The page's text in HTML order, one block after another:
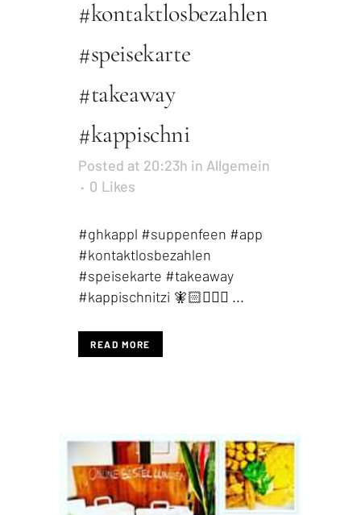
#kontaktlosbezahlen
#speisekarte
#takeaway
#kappischni
Posted at 20:23h in Allgemein
0 Likes
#ghkappl #suppenfeen #app
#kontaktlosbezahlen
#speisekarte #takeaway
#kappischnitzi 🧚🏻🧚🏻‍♀️ ...
READ MORE